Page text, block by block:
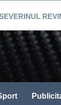
REVINE ÎN